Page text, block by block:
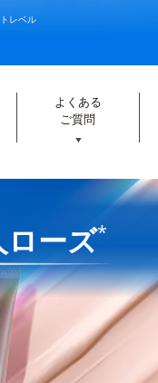
レベル
よくある
ご質問
▼
ーズ*